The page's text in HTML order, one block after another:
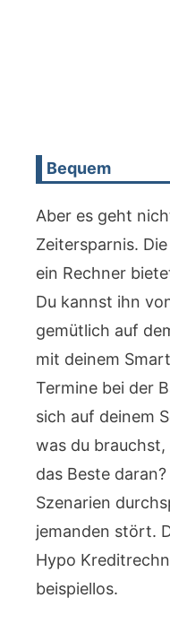
Bequem
Aber es geht
Zeitersparnis.
ein Rechner
Du kannst ihn
gemütlich auf
mit deinem
Termine bei der
sich auf deinem
was du brauchst,
das Beste
Szenarien
jemanden stört.
Hypo
beispiellos.